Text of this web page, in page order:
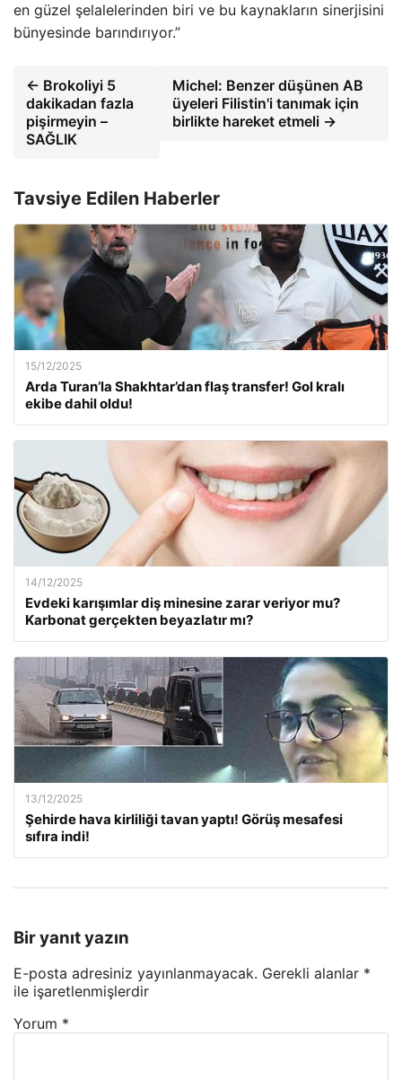
en güzel şelalelerinden biri ve bu kaynakların sinerjisini
bünyesinde barındırıyor.”
← Brokoliyi 5
dakikadan fazla
pişirmeyin –
SAĞLIK
Michel: Benzer düşünen AB
üyeleri Filistin'i tanımak için
birlikte hareket etmeli →
Tavsiye Edilen Haberler
15/12/2025
Arda Turan’la Shakhtar’dan flaş transfer! Gol kralı
ekibe dahil oldu!
14/12/2025
Evdeki karışımlar diş minesine zarar veriyor mu?
Karbonat gerçekten beyazlatır mı?
13/12/2025
Şehirde hava kirliliği tavan yaptı! Görüş mesafesi
sıfıra indi!
Bir yanıt yazın
E-posta adresiniz yayınlanmayacak. Gerekli alanlar *
ile işaretlenmişlerdir
Yorum *